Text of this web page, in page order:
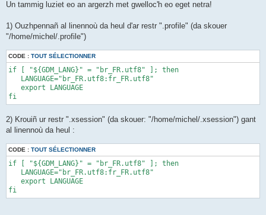
Un tammig luziet eo an argerzh met gwelloc'h eo eget netra!
1) Ouzhpennañ al linennoù da heul d'ar restr ".profile" (da skouer
"/home/michel/.profile")
CODE : TOUT SÉLECTIONNER
if [ "${GDM_LANG}" = "br_FR.utf8" ]; then
   LANGUAGE="br_FR.utf8:fr_FR.utf8"
   export LANGUAGE
fi
2) Krouiñ ur restr ".xsession" (da skouer: "/home/michel/.xsession") gant
al linennoù da heul :
CODE : TOUT SÉLECTIONNER
if [ "${GDM_LANG}" = "br_FR.utf8" ]; then
   LANGUAGE="br_FR.utf8:fr_FR.utf8"
   export LANGUAGE
fi